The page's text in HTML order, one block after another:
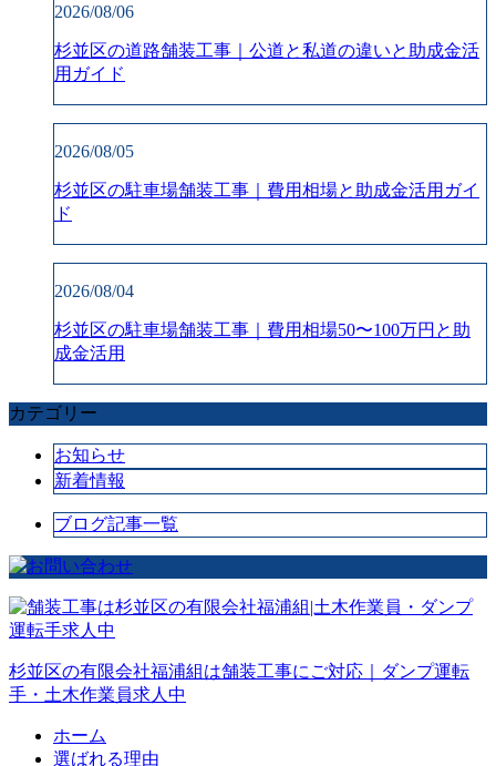
2026/08/06
杉並区の道路舗装工事｜公道と私道の違いと助成金活
用ガイド
2026/08/05
杉並区の駐車場舗装工事｜費用相場と助成金活用ガイ
ド
2026/08/04
杉並区の駐車場舗装工事｜費用相場50〜100万円と助
成金活用
カテゴリー
お知らせ
新着情報
ブログ記事一覧
杉並区の有限会社福浦組は舗装工事にご対応｜ダンプ運転
手・土木作業員求人中
ホーム
選ばれる理由